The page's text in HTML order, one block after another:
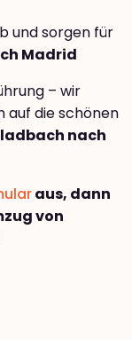
und sorgen für
Madrid
– wir
auf die schönen
nach
aus, dann
von